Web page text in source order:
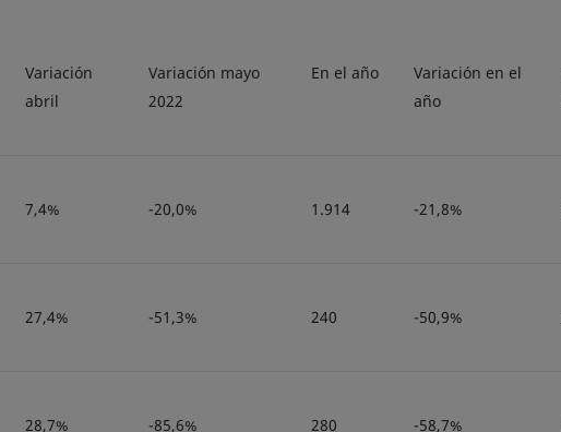
Variación
abril
Variación mayo
2022
En el año
Variación en el
año
7,4% -20,0% 1.914 -21,8%
27,4% -51,3% 240 -50,9%
28,7% -85,6% 280 -58,7%